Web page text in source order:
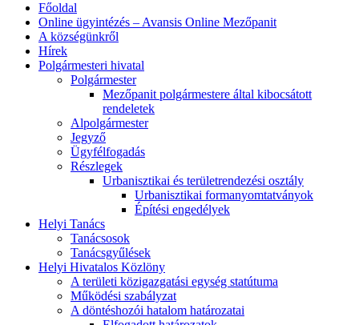
Főoldal
Online ügyintézés – Avansis Online Mezőpanit
A községünkről
Hírek
Polgármesteri hivatal
Polgármester
Mezőpanit polgármestere által kibocsátott
rendeletek
Alpolgármester
Jegyző
Ügyfélfogadás
Részlegek
Urbanisztikai és területrendezési osztály
Urbanisztikai formanyomtatványok
Építési engedélyek
Helyi Tanács
Tanácsosok
Tanácsgyűlések
Helyi Hivatalos Közlöny
A területi közigazgatási egység statútuma
Működési szabályzat
A döntéshozói hatalom határozatai